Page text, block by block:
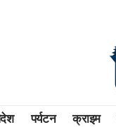
पर्यटन क्राइम